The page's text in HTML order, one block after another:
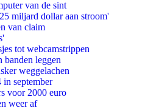
van de sint
miljard dollar aan stroom'
van claim
tot webcamstrippen
leggen
weggelachen
in september
voor 2000 euro
weer af